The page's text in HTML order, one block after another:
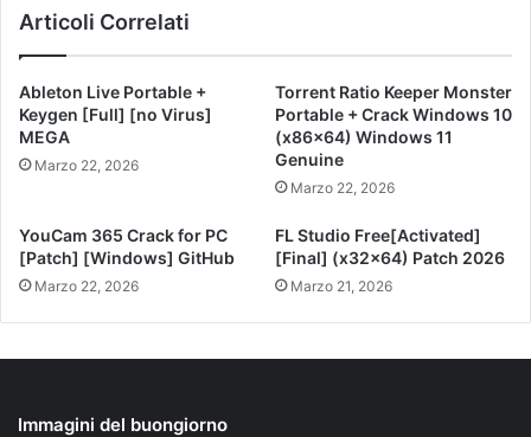
Articoli Correlati
Ableton Live Portable +
Keygen [Full] [no Virus]
MEGA
Marzo 22, 2026
Torrent Ratio Keeper Monster
Portable + Crack Windows 10
(x86x64) Windows 11
Genuine
Marzo 22, 2026
YouCam 365 Crack for PC
[Patch] [Windows] GitHub
Marzo 22, 2026
FL Studio Free[Activated]
[Final] (x32x64) Patch 2026
Marzo 21, 2026
Immagini del buongiorno